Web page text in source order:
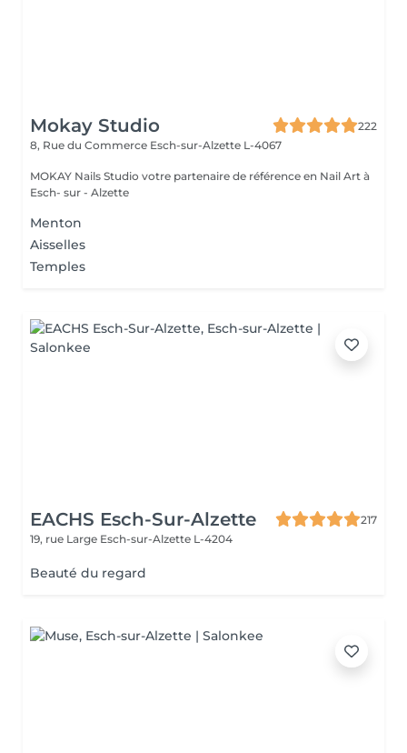
Mokay Studio
222
8, Rue du Commerce Esch-sur-Alzette L-4067
MOKAY Nails Studio votre partenaire de référence en Nail Art à
Esch- sur - Alzette
Menton
Aisselles
Temples
EACHS Esch-Sur-Alzette
217
19, rue Large Esch-sur-Alzette L-4204
Beauté du regard